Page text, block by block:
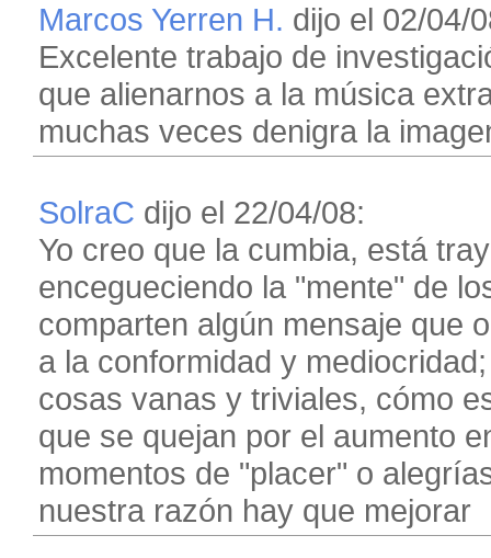
Marcos Yerren H. dijo el 02/04/
Excelente trabajo de
que alienarnos a la música
muchas veces denigra la
SolraC dijo el 22/04/08:
Yo creo que la cumbia, está
encegueciendo la "mente" de
comparten algún mensaje que
a la conformidad y
cosas vanas y triviales, cómo
que se quejan por el aumento
momentos de "placer" o
nuestra razón hay que mejorar